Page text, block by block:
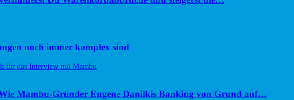
noch immer komplex sind
Wie Mambu-Gründer Eugene Danilkis Banking von Grund auf…